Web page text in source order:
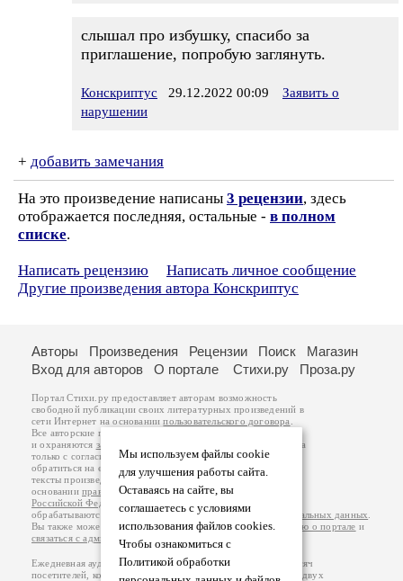
слышал про избушку, спасибо за
приглашение, попробую заглянуть.
Конскриптус 29.12.2022 00:09
Заявить о
нарушении
+ добавить замечания
На это произведение написаны 3 рецензии, здесь
отображается последняя, остальные - в полном
списке.
Написать рецензию
Написать личное сообщение
Другие произведения автора Конскриптус
Мы используем файлы cookie
для улучшения работы сайта.
Оставаясь на сайте, вы
соглашаетесь с условиями
использования файлов cookies.
Чтобы ознакомиться с
Политикой обработки
Авторы Произведения Рецензии Поиск
Магазин
Вход для авторов
О портале Стихи.ру Проза.ру
Портал Стихи.ру предоставляет авторам возможность
свободной публикации своих литературных произведений в
сети Интернет на основаниипользовательского договора
Все авторские права на произведения принадлежат авторам
и охраняются законом
. Перепечатка произведений возможна
только с согласия его автора, к которому вы можете
обратиться на его авторской странице. Ответственность за
тексты произведений авторы несут самостоятельно на
основанииправил публикацииизаконодательства
Российской Федерации
обрабатываются на основанииПолитики обработки персональных данных
Вы также можете посмотреть более подробнуюинформацию о портале и
связаться с администрацией
Ежедневная аудитория портала Стихи.ру – порядка 200 тысяч
посетителей, которые в общей сумме просматривают более двух